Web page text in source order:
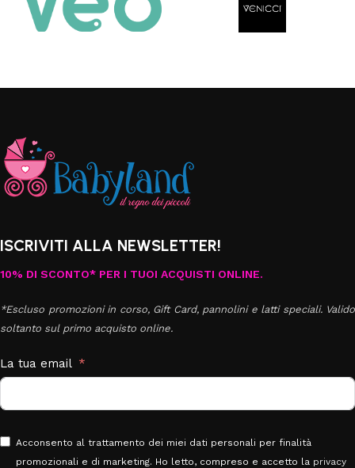
ISCRIVITI ALLA NEWSLETTER!
10% DI SCONTO* PER I TUOI ACQUISTI ONLINE.
*Escluso promozioni in corso, Gift Card, pannolini e latti speciali. Valido
soltanto sul primo acquisto online.
La tua email
Acconsento al trattamento dei miei dati personali per finalità
promozionali e di marketing. Ho letto, compreso e accetto la privacy